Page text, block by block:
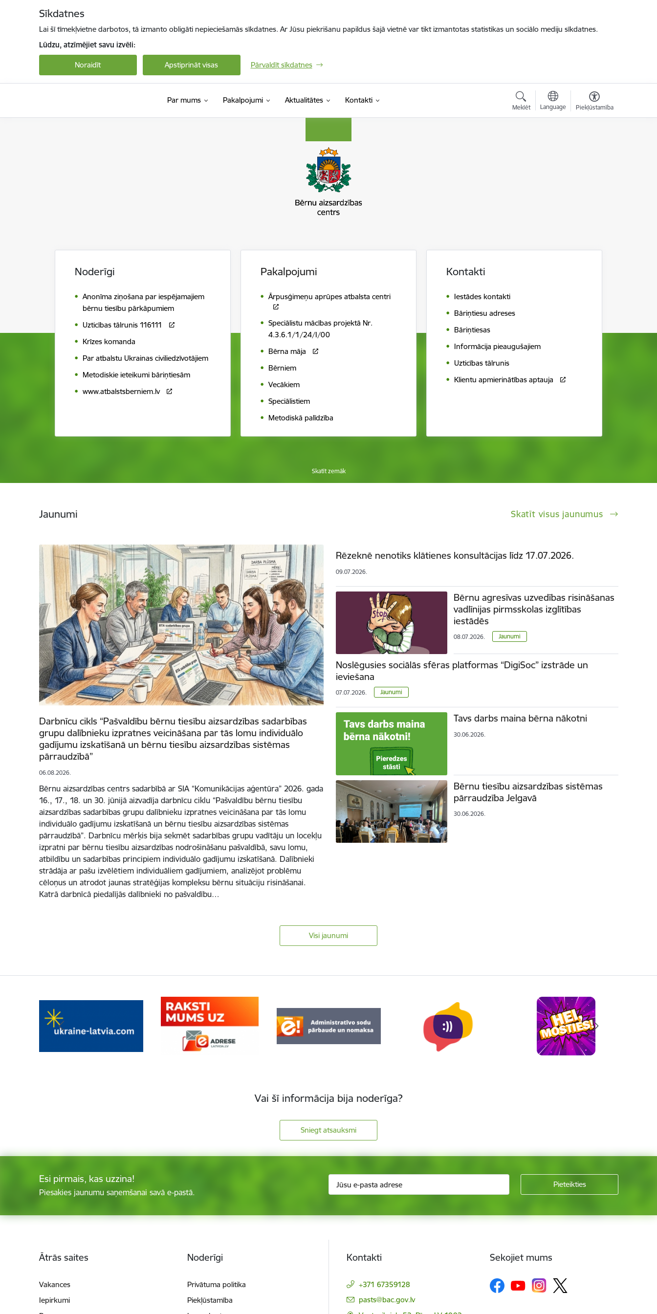
Sīkdatnes
Lai šī tīmekļvietne darbotos, tā izmanto obligāti nepieciešamās sīkdatnes. Ar Jūsu piekrišanu papildus šajā vietnē var tikt izmantotas statistikas un sociālo mediju sīkdatnes.
Lūdzu, atzīmējiet savu izvēli:
Noraidīt Apstiprināt visas Pārvaldīt sīkdatnes
Par mums Pakalpojumi Aktualitātes Kontakti
Meklēt Language Piekļūstamība
Noderīgi
Anonīma ziņošana par iespējamajiem
bērnu tiesību pārkāpumiem
Uzticības tālrunis 116111
Krīzes komanda
Par atbalstu Ukrainas civiliedzīvotājiem
Metodiskie ieteikumi bāriņtiesām
www.atbalstsberniem.lv
Pakalpojumi
Ārpusģimeņu aprūpes atbalsta centri
Speciālistu mācības projektā Nr.
4.3.6.1/1/24/I/00
Bērna māja
Bērniem
Vecākiem
Speciālistiem
Metodiskā palīdzība
Kontakti
Iestādes kontakti
Bāriņtiesu adreses
Bāriņtiesas
Informācija pieaugušajiem
Uzticības tālrunis
Klientu apmierinātības aptauja
Skatīt zemāk
Jaunumi Skatīt visus jaunumus
Darbnīcu cikls “Pašvaldību bērnu tiesību aizsardzības sadarbības
grupu dalībnieku izpratnes veicināšana par tās lomu individuālo
gadījumu izskatīšanā un bērnu tiesību aizsardzības sistēmas
pārraudzībā”
06.08.2026.
Bērnu aizsardzības centrs sadarbībā ar SIA “Komunikācijas aģentūra” 2026. gada
16., 17., 18. un 30. jūnijā aizvadīja darbnīcu ciklu “Pašvaldību bērnu tiesību
aizsardzības sadarbības grupu dalībnieku izpratnes veicināšana par tās lomu
individuālo gadījumu izskatīšanā un bērnu tiesību aizsardzības sistēmas
pārraudzībā”. Darbnīcu mērķis bija sekmēt sadarbības grupu vadītāju un locekļu
izpratni par bērnu tiesību aizsardzības nodrošināšanu pašvaldībā, savu lomu,
atbildību un sadarbības principiem individuālo gadījumu izskatīšanā. Dalībnieki
strādāja ar pašu izvēlētiem individuāliem gadījumiem, analizējot problēmu
cēloņus un atrodot jaunas stratēģijas kompleksu bērnu situāciju risināšanai.
Katrā darbnīcā piedalījās dalībnieki no pašvaldību…
Rēzeknē nenotiks klātienes konsultācijas līdz 17.07.2026.
09.07.2026.
Bērnu agresīvas uzvedības risināšanas
vadlīnijas pirmsskolas izglītības
iestādēs
08.07.2026. Jaunumi
Noslēgusies sociālās sfēras platformas “DigiSoc” izstrāde un
ieviešana
07.07.2026. Jaunumi
Tavs darbs maina bērna nākotni
30.06.2026.
Bērnu tiesību aizsardzības sistēmas
pārraudzība Jelgavā
30.06.2026.
Visi jaunumi
Vai šī informācija bija noderīga?
Sniegt atsauksmi
Esi pirmais, kas uzzina!
Piesakies jaunumu saņemšanai savā e-pastā.
Ātrās saites
Vakances
Iepirkumi
Noderīgi
Privātuma politika
Piekļūstamība
Kontakti
+371 67359128
E-pasts:
pasts@bac.gov.lv
Sekojiet mums